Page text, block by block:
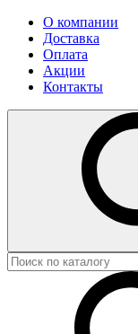
О компании
Доставка
Оплата
Акции
Контакты